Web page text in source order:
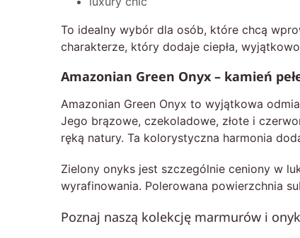
To idealny wybór dla osób, które chcą
charakterze, który dodaje ciepła,
Amazonian Green Onyx – kamień
Amazonian Green Onyx to wyjątkowa
Jego brązowe, czekoladowe, złote i
ręką natury. Ta kolorystyczna harmonia
Zielony onyks jest szczególnie ceniony w
wyrafinowania. Polerowana powierzchnia
Poznaj naszą kolekcję marmurów i